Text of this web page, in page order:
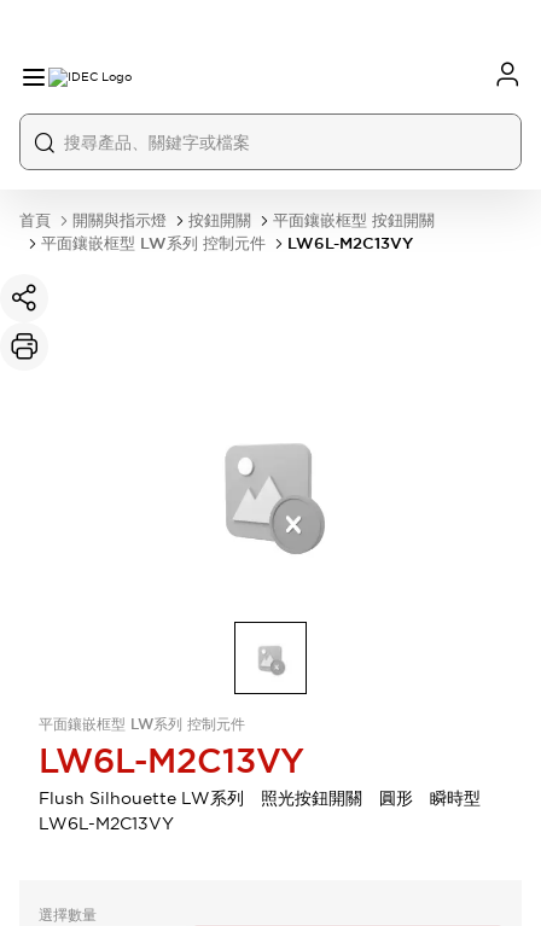
首頁 開關與指示燈 按鈕開關
平面鑲嵌框型 按鈕開關
平面鑲嵌框型 LW系列 控制元件
LW6L-M2C13VY
平面鑲嵌框型 LW系列 控制元件
LW6L-M2C13VY
Flush Silhouette LW系列 照光按鈕開關 圓形 瞬時型
LW6L-M2C13VY
選擇數量